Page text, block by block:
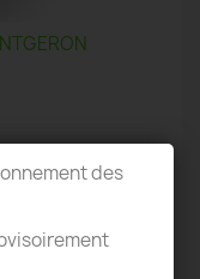
des